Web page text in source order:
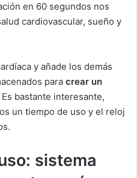
en 60 segundos nos
cardiovascular, sueño y
y añade los demás
para crear un
Es bastante interesante,
un tiempo de uso y el reloj
sistema